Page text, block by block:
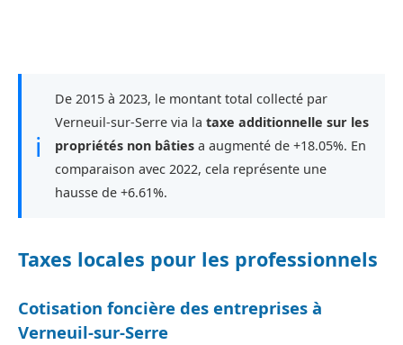
ℹ
De 2015 à 2023, le montant total collecté par
Verneuil-sur-Serre via la taxe additionnelle sur les
propriétés non bâties a augmenté de +18.05%. En
comparaison avec 2022, cela représente une
hausse de +6.61%.
Taxes locales pour les professionnels
Cotisation foncière des entreprises à
Verneuil-sur-Serre